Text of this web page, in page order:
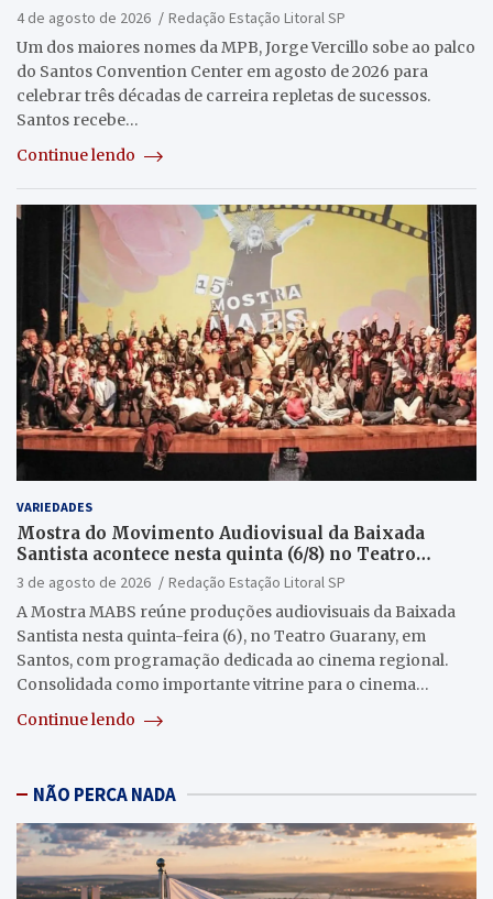
4 de agosto de 2026
Redação Estação Litoral SP
Um dos maiores nomes da MPB, Jorge Vercillo sobe ao palco
do Santos Convention Center em agosto de 2026 para
celebrar três décadas de carreira repletas de sucessos.
Santos recebe…
Continue lendo
VARIEDADES
Mostra do Movimento Audiovisual da Baixada
Santista acontece nesta quinta (6/8) no Teatro
Guarany
3 de agosto de 2026
Redação Estação Litoral SP
A Mostra MABS reúne produções audiovisuais da Baixada
Santista nesta quinta-feira (6), no Teatro Guarany, em
Santos, com programação dedicada ao cinema regional.
Consolidada como importante vitrine para o cinema…
Continue lendo
NÃO PERCA NADA